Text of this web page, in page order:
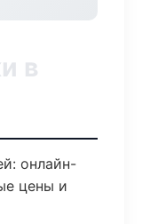
в
онлайн-
цены и